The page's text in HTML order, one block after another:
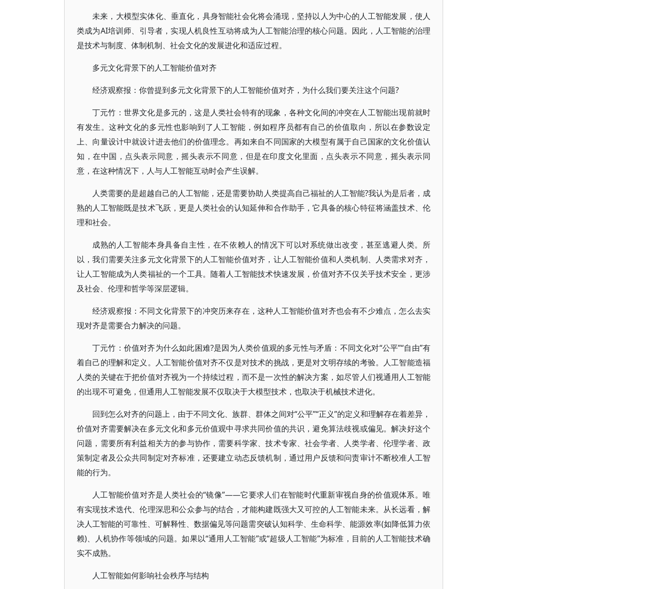
未来，大模型实体化、垂直化，具身智能社会化将会涌现，坚持以人为中心的人工智能发展，使人
类成为AI培训师、引导者，实现人机良性互动将成为人工智能治理的核心问题。因此，人工智能的治理
是技术与制度、体制机制、社会文化的发展进化和适应过程。
多元文化背景下的人工智能价值对齐
经济观察报：你曾提到多元文化背景下的人工智能价值对齐，为什么我们要关注这个问题?
丁元竹：世界文化是多元的，这是人类社会特有的现象，各种文化间的冲突在人工智能出现前就时
有发生。这种文化的多元性也影响到了人工智能，例如程序员都有自己的价值取向，所以在参数设定
上、向量设计中就设计进去他们的价值理念。再如来自不同国家的大模型有属于自己国家的文化价值认
知，在中国，点头表示同意，摇头表示不同意，但是在印度文化里面，点头表示不同意，摇头表示同
意，在这种情况下，人与人工智能互动时会产生误解。
人类需要的是超越自己的人工智能，还是需要协助人类提高自己福祉的人工智能?我认为是后者，成
熟的人工智能既是技术飞跃，更是人类社会的认知延伸和合作助手，它具备的核心特征将涵盖技术、伦
理和社会。
成熟的人工智能本身具备自主性，在不依赖人的情况下可以对系统做出改变，甚至逃避人类。所
以，我们需要关注多元文化背景下的人工智能价值对齐，让人工智能价值和人类机制、人类需求对齐，
让人工智能成为人类福祉的一个工具。随着人工智能技术快速发展，价值对齐不仅关乎技术安全，更涉
及社会、伦理和哲学等深层逻辑。
经济观察报：不同文化背景下的冲突历来存在，这种人工智能价值对齐也会有不少难点，怎么去实
现对齐是需要合力解决的问题。
丁元竹：价值对齐为什么如此困难?是因为人类价值观的多元性与矛盾：不同文化对“公平”“自由”有
着自己的理解和定义。人工智能价值对齐不仅是对技术的挑战，更是对文明存续的考验。人工智能造福
人类的关键在于把价值对齐视为一个持续过程，而不是一次性的解决方案，如尽管人们视通用人工智能
的出现不可避免，但通用人工智能发展不仅取决于大模型技术，也取决于机械技术进化。
回到怎么对齐的问题上，由于不同文化、族群、群体之间对“公平”“正义”的定义和理解存在着差异，
价值对齐需要解决在多元文化和多元价值观中寻求共同价值的共识，避免算法歧视或偏见。解决好这个
问题，需要所有利益相关方的参与协作，需要科学家、技术专家、社会学者、人类学者、伦理学者、政
策制定者及公众共同制定对齐标准，还要建立动态反馈机制，通过用户反馈和问责审计不断校准人工智
能的行为。
人工智能价值对齐是人类社会的“镜像”——它要求人们在智能时代重新审视自身的价值观体系。唯
有实现技术迭代、伦理深思和公众参与的结合，才能构建既强大又可控的人工智能未来。从长远看，解
决人工智能的可靠性、可解释性、数据偏见等问题需突破认知科学、生命科学、能源效率(如降低算力依
赖)、人机协作等领域的问题。如果以“通用人工智能”或“超级人工智能”为标准，目前的人工智能技术确
实不成熟。
人工智能如何影响社会秩序与结构